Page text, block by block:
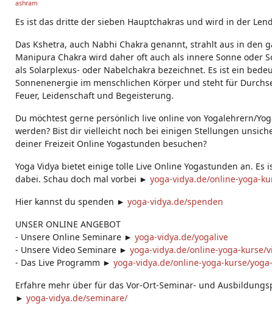
g
ashram
Es ist das dritte der sieben Hauptchakras und wird in der
Das Kshetra, auch Nabhi Chakra genannt, strahlt aus in den
Manipura Chakra wird daher oft auch als innere Sonne oder
als Solarplexus- oder Nabelchakra bezeichnet. Es ist ein
Sonnenenergie im menschlichen Körper und steht für
Feuer, Leidenschaft und Begeisterung.
Du möchtest gerne persönlich live online von Yogalehrern/
werden? Bist dir vielleicht noch bei einigen Stellungen
deiner Freizeit Online Yogastunden besuchen?
Yoga Vidya bietet einige tolle Live Online Yogastunden an.
dabei. Schau doch mal vorbei ► yoga-vidya.de/online-yoga-
Hier kannst du spenden ► yoga-vidya.de/spenden​
UNSER ONLINE ANGEBOT
- Unsere Online Seminare ► yoga-vidya.de/yogalive
- Unsere Video Seminare ► yoga-vidya.de/online-yoga-kurse/
- Das Live Programm ► yoga-vidya.de/online-yoga-kurse/
Erfahre mehr über für das Vor-Ort-Seminar- und
► yoga-vidya.de/seminare/